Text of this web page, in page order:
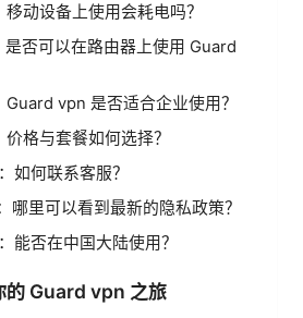
移动设备上使用会耗电吗？
是否可以在路由器上使用 Guard
Guard vpn 是否适合企业使用？
价格与套餐如何选择？
如何联系客服？
哪里可以看到最新的隐私政策？
能否在中国大陆使用？
的 Guard vpn 之旅